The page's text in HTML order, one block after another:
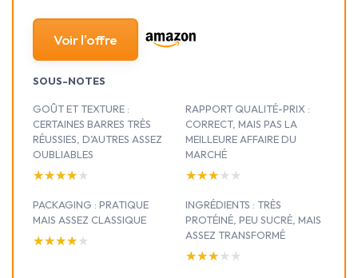
Voir l'offre
SOUS-NOTES
GOÛT ET TEXTURE :
CERTAINES BARRES TRÈS
RÉUSSIES, D’AUTRES ASSEZ
OUBLIABLES
★★★★★
★★★★★
RAPPORT QUALITÉ-PRIX :
CORRECT, MAIS PAS LA
MEILLEURE AFFAIRE DU
MARCHÉ
★★★★★
★★★★★
PACKAGING : PRATIQUE
MAIS ASSEZ CLASSIQUE
★★★★★
★★★★★
INGRÉDIENTS : TRÈS
PROTÉINÉ, PEU SUCRÉ, MAIS
ASSEZ TRANSFORMÉ
★★★★★
★★★★★